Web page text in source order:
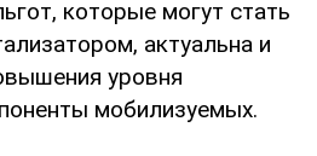
которые могут стать
актуальна и
уровня
мобилизуемых.